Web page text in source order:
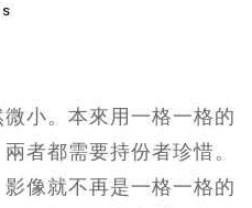
小。本來用一格一格的
者都需要持份者珍惜。
像就不再是一格一格的